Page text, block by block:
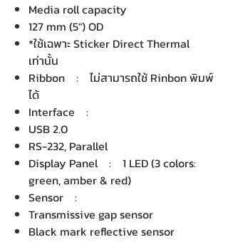
Media roll capacity
127 mm (5") OD
*ใช้เฉพาะ Sticker Direct Thermal
เท่านั้น
Ribbon : ไม่สามารถใช้ Rinbon พิมพ์
ได้
Interface :
USB 2.0
RS-232, Parallel
Display Panel : 1 LED (3 colors:
green, amber & red)
Sensor :
Transmissive gap sensor
Black mark reflective sensor